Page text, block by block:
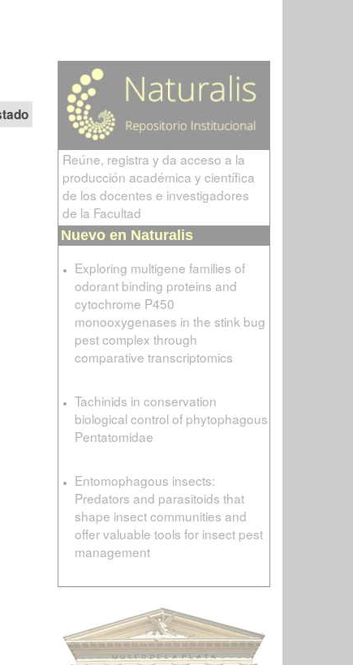
Reúne, registra y da acceso a la
producción académica y científica
de los docentes e investigadores
de la Facultad
Nuevo en Naturalis
Exploring multigene families of
odorant binding proteins and
cytochrome P450
monooxygenases in the stink bug
pest complex through
comparative transcriptomics
Tachinids in conservation
biological control of phytophagous
Pentatomidae
Entomophagous insects:
Predators and parasitoids that
shape insect communities and
offer valuable tools for insect pest
management